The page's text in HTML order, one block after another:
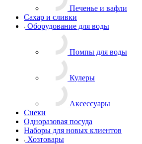
Печенье и вафли
Сахар и сливки
Оборудование для воды
Помпы для воды
Кулеры
Аксессуары
Снеки
Одноразовая посуда
Наборы для новых клиентов
Хозтовары